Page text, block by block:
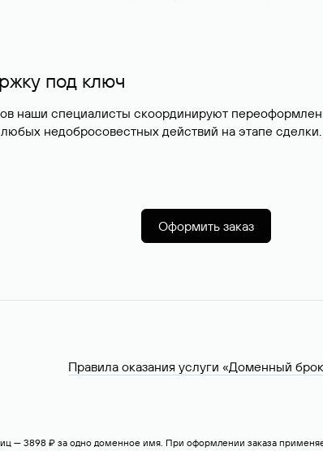
под ключ
наши специалисты скоординируют
недобросовестных действий на этапе сделки.
Оформить заказ
Правила оказания услуги «Доменный
— 3898 ₽ за одно доменное имя. При оформлении заказа